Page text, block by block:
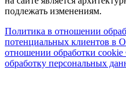
подлежать изменениям.
Политика в отношении
потенциальных клиентов в
отношении обработки cookie
обработку персональных